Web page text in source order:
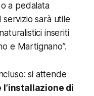
a pedalata
servizio sarà utile
inseriti
e Martignano”.
si attende
l’installazione di